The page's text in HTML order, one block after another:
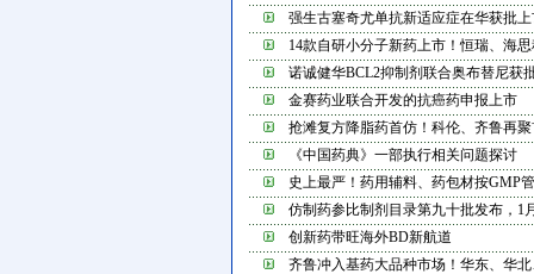
强生古塞奇尤单抗新适应症在华获批
14款自研小分子新药上市！恒瑞、海
诺诚健华BCL2抑制剂联合奥布替尼获
金赛药业联合开发的抗癌药申报上市
抢滩复方降脂药首仿！科伦、齐鲁再聚
《中国药典》一部执行相关问题探讨
史上最严！药用辅料、药包材按GMP
仿制药参比制剂目录第九十批发布，1
创新药带旺海外BD新航道
齐鲁冲入基药大品种市场！华东、华